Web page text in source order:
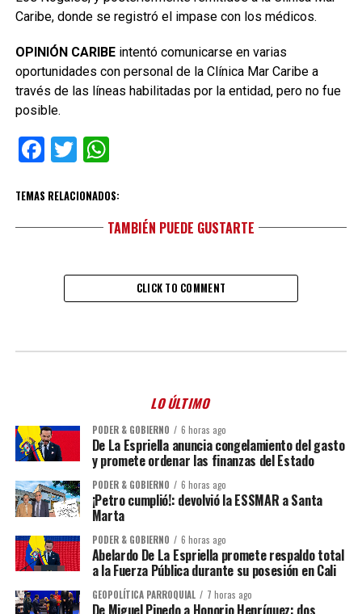
Caribe, donde se registró el impase con los médicos.
OPINIÓN CARIBEintentó comunicarse en varias
oportunidades con personal de la Clínica Mar Caribe a
través de las líneas habilitadas por la entidad, pero no fue
posible.
Facebook
TwitterWhatsApp
TEMAS RELACIONADOS:
TAMBIÉN PUEDE GUSTARTE
CLICK TO COMMENT
LO ÚLTIMO
PODER & GOBIERNO 6 horas ago
De La Espriella anuncia congelamiento del gasto
y promete ordenar las finanzas del Estado
PODER & GOBIERNO 6 horas ago
¡Petro cumplió!: devolvió la ESSMAR a Santa
Marta
PODER & GOBIERNO 6 horas ago
Abelardo De La Espriella promete respaldo total
a la Fuerza Pública durante su posesión en Cali
GEOPOLÍTICA PARROQUIAL 7 horas ago
De Miguel Pinedo a Honorio Henríquez: dos